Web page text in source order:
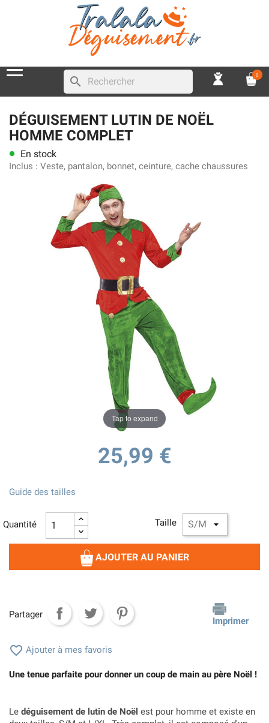
search 0
DÉGUISEMENT LUTIN DE NOËL
HOMME COMPLET
lens En stock
Inclus : Veste, pantalon, bonnet, ceinture, cache chaussures
Tap to expand
25,99 €
Taille
Guide des tailles
Quantité
AJOUTER AU PANIER
Partager
Imprimer
 Ajouter à mes favoris
Une tenue parfaite pour donner un coup de main au père Noël !
Le déguisement de lutin de Noël est pour homme et existe en